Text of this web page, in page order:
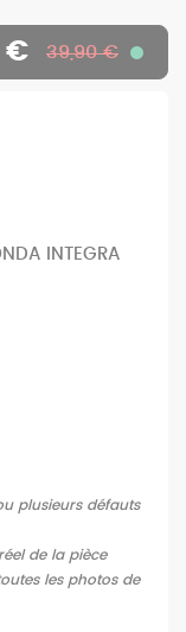
€ 39,90 €
INTEGRA
plusieurs défauts
de la pièce
les photos de